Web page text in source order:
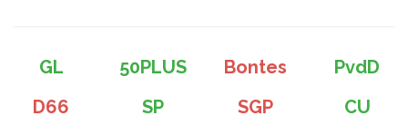
GL 50PLUS Bontes
PvdD
D66
SP SGP
CU